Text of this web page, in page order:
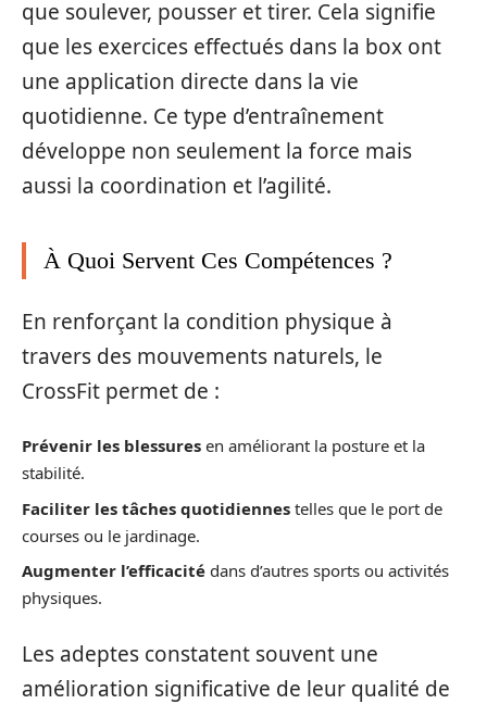
que soulever, pousser et tirer. Cela signifie
que les exercices effectués dans la box ont
une application directe dans la vie
quotidienne. Ce type d’entraînement
développe non seulement la force mais
aussi la coordination et l’agilité.
À Quoi Servent Ces Compétences ?
En renforçant la condition physique à
travers des mouvements naturels, le
CrossFit permet de :
Prévenir les blessures en améliorant la posture et la
stabilité.
Faciliter les tâches quotidiennes telles que le port de
courses ou le jardinage.
Augmenter l’efficacité dans d’autres sports ou activités
physiques.
Les adeptes constatent souvent une
amélioration significative de leur qualité de